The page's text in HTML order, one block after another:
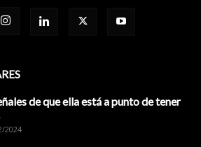
de que ella está a punto de tener
2024